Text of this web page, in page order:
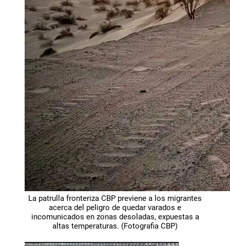
La patrulla fronteriza CBP previene a los migrantes
acerca del peligro de quedar varados e
incomunicados en zonas desoladas, expuestas a
altas temperaturas. (Fotografia CBP)